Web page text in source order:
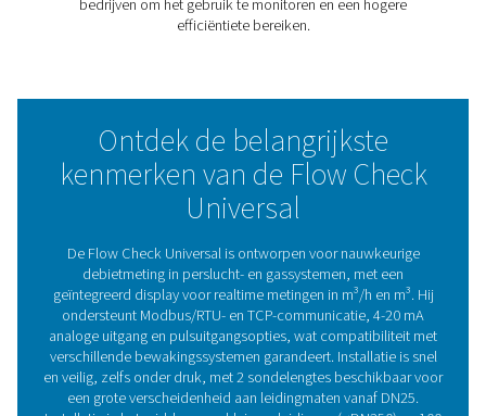
worden geïnstalleerd zonder de productie te
instelbare instellingen past hij zich aan verschillende
leidingmaten en systeemvereisten aan, wat zorgt voor
betrouwbare en nauwkeurige bewaking in een breed
toepassingen.
Of u nu het luchtverbruik wilt volgen, de energie-
verbeteren of stabiele systeemprestaties wilt
Flow Check Universal biedt een eenvoudige en
om de controle te behouden.